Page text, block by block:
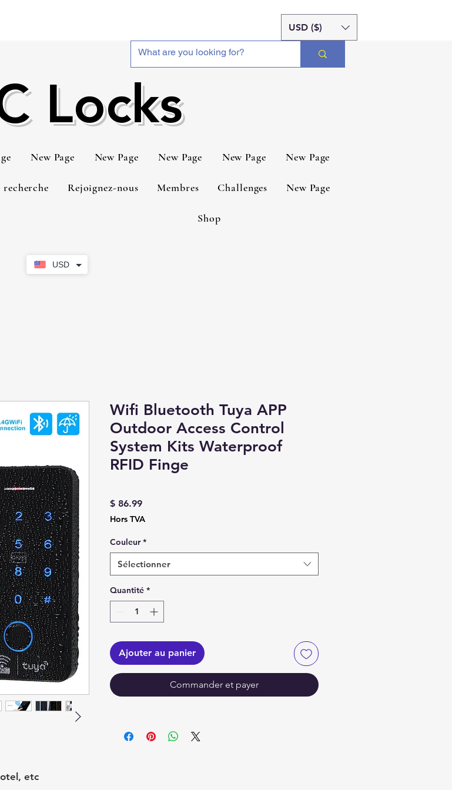
USD
USD ($)
Locks
New Page New Page New Page New Page New Page
recherche Rejoignez-nous Membres Challenges New Page
Shop
etc
Wifi Bluetooth Tuya APP
Outdoor Access Control
System Kits Waterproof
RFID Finge
$ 86.99Prix
Hors TVA
Couleur *
Sélectionner
Quantité *
Ajouter au panier
Commander et payer